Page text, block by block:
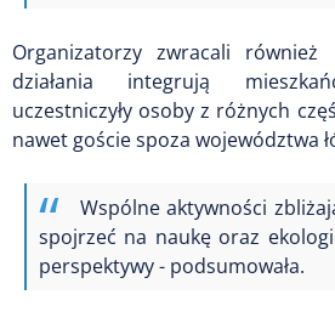
Organizatorzy zwracali
działania integrują
uczestniczyły osoby z różnych
nawet goście spoza województwa
Wspólne aktywności
spojrzeć na naukę oraz
perspektywy - podsumowała.